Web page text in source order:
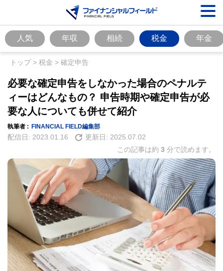
人気 年収 相続 税金 年金
トップ> 税金 > 確定申告
必要な確定申告をしなかった場合のペナルテ
ィーはどんなもの？ 申告時期や確定申告が必
要な人についても併せて紹介
執筆者 : FINANCIAL FIELD編集部
配信日: 2023.01.16 更新日: 2025.07.02
この記事は約 3 分で読めます。